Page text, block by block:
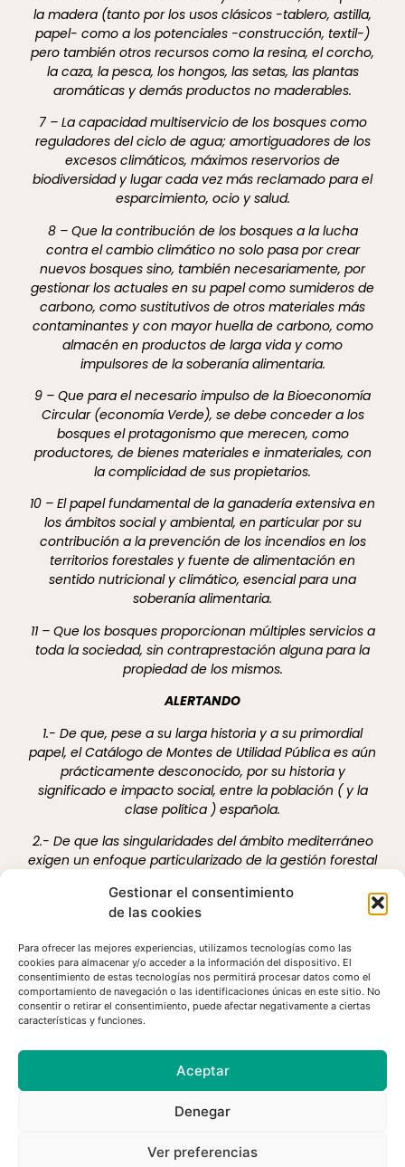
Gestionar el consentimiento
de las cookies
Para ofrecer las mejores experiencias, utilizamos tecnologías como las
cookies para almacenar y/o acceder a la información del dispositivo. El
consentimiento de estas tecnologías nos permitirá procesar datos como el
comportamiento de navegación o las identificaciones únicas en este sitio. No
consentir o retirar el consentimiento, puede afectar negativamente a ciertas
características y funciones.
Aceptar
Denegar
Ver preferencias
la madera (tanto por los usos clásicos -tablero, astilla,
papel- como a los potenciales -construcción, textil-)
pero también otros recursos como la resina, el corcho,
la caza, la pesca, los hongos, las setas, las plantas
aromáticas y demás productos no maderables.
7 – La capacidad multiservicio de los bosques como
reguladores del ciclo de agua; amortiguadores de los
excesos climáticos, máximos reservorios de
biodiversidad y lugar cada vez más reclamado para el
esparcimiento, ocio y salud.
8 – Que la contribución de los bosques a la lucha
contra el cambio climático no solo pasa por crear
nuevos bosques sino, también necesariamente, por
gestionar los actuales en su papel como sumideros de
carbono, como sustitutivos de otros materiales más
contaminantes y con mayor huella de carbono, como
almacén en productos de larga vida y como
impulsores de la soberanía alimentaria.
9 – Que para el necesario impulso de la Bioeconomía
Circular (economía Verde), se debe conceder a los
bosques el protagonismo que merecen, como
productores, de bienes materiales e inmateriales, con
la complicidad de sus propietarios.
10 – El papel fundamental de la ganadería extensiva en
los ámbitos social y ambiental, en particular por su
contribución a la prevención de los incendios en los
territorios forestales y fuente de alimentación en
sentido nutricional y climático, esencial para una
soberanía alimentaria.
11 – Que los bosques proporcionan múltiples servicios a
toda la sociedad, sin contraprestación alguna para la
propiedad de los mismos.
ALERTANDO
1.- De que, pese a su larga historia y a su primordial
papel, el Catálogo de Montes de Utilidad Pública es aún
prácticamente desconocido, por su historia y
significado e impacto social, entre la población ( y la
clase política ) española.
2.- De que las singularidades del ámbito mediterráneo
exigen un enfoque particularizado de la gestión forestal
3.- De que la población urbana pero, cada vez más
gestión forestal sostenible, de los profundos vínculos de
bosques y población rural y de sus múltiples beneficios,
debido a una dramática pérdida de las raíces rurales
de nuestra sociedad.
suficientes para abordar de forma plena la gestión
forestal de los montes españoles y, en particular, la de
los bosques incluidos en el Catálogo de MUP, de los que